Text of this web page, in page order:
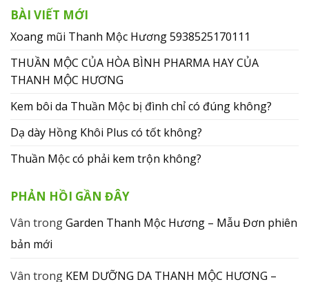
BÀI VIẾT MỚI
Xoang mũi Thanh Mộc Hương 5938525170111
THUẦN MỘC CỦA HÒA BÌNH PHARMA HAY CỦA
THANH MỘC HƯƠNG
Kem bôi da Thuần Mộc bị đình chỉ có đúng không?
Dạ dày Hồng Khôi Plus có tốt không?
Thuần Mộc có phải kem trộn không?
PHẢN HỒI GẦN ĐÂY
Vân trongGarden Thanh Mộc Hương – Mẫu Đơn phiên
bản mới
Vân trong KEM DƯỠNG DA THANH MỘC HƯƠNG –